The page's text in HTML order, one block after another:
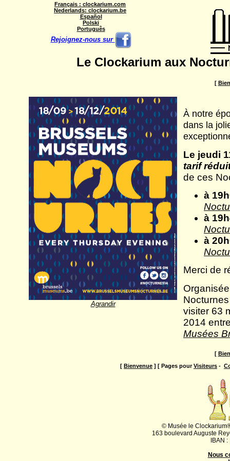
Français : clockarium.com
Nederlands: clockarium.be
Español
Polski
Português
Rejoignez-nous sur
Le Clockarium aux
[
Agrandir
À notre
dans la
Le jeudi
tarif
de ces
à
à
à
Merci de
visiter 63
2014
Musées
[
[ Bienvenue ] [ Pages pourVisiteurs -
© Musée le
163 boulevard Auguste
IBAN
Nous